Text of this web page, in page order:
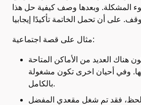
المشكلة. وبعدها وصف كيفية حل هذا
مثال على قصة اجتماعية:
هناك العديد من الأماكن المتاحة
وفي أحيان اخرى تكون مشغولة
بالكامل.